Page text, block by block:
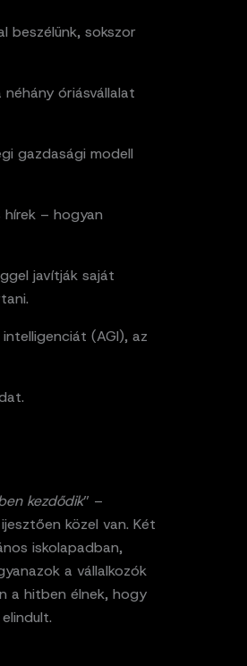
beszélünk, sokszor
óriásvállalat
gazdasági modell
hírek – hogyan
javítják saját
(AGI), az
kezdődik” –
közel van. Két
iskolapadban,
a vállalkozók
a hitben élnek, hogy